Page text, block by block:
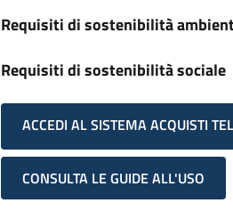
Requisiti di sostenibilità
Requisiti di sostenibilità sociale
ACCEDI AL SISTEMA ACQUISTI
CONSULTA LE GUIDE ALL'USO